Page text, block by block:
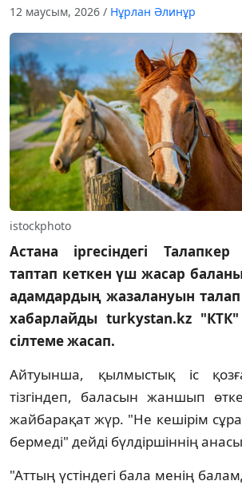
12 маусым, 2026 / Нұрлан Әлинұр
istockphoto
Астана іргесіндегі
таптап кеткен үш жасар
адамдардың жазалануын талап
хабарлайды turkystan.kz "КТК"
сілтеме жасап.
Айтуынша, қылмыстық іс
тізгіндеп, баласын жаншып
жайбарақат жүр. "Не кешірім
бермеді" дейді бүлдіршіннің
"Аттың үстіндегі бала менің